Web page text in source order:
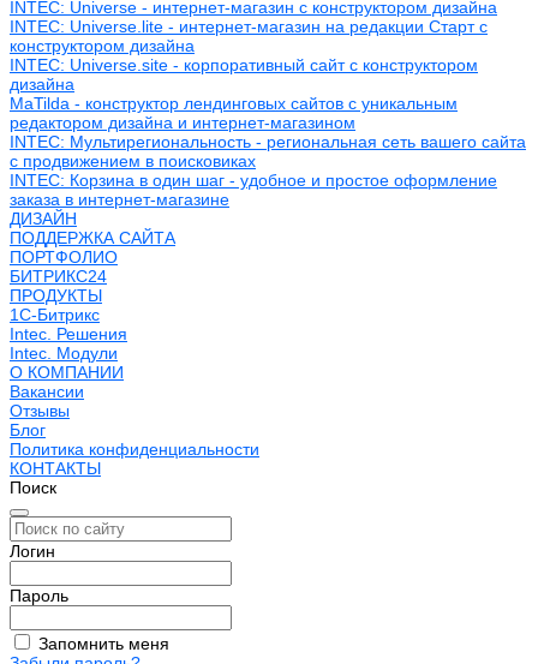
INTEC: Universe - интернет-магазин с конструктором дизайна
INTEC: Universe.lite - интернет-магазин на редакции Старт с
конструктором дизайна
INTEC: Universe.site - корпоративный сайт с конструктором
дизайна
MaTilda - конструктор лендинговых сайтов с уникальным
редактором дизайна и интернет-магазином
INTEC: Мультирегиональность - региональная сеть вашего сайта
с продвижением в поисковиках
INTEC: Корзина в один шаг - удобное и простое оформление
заказа в интернет-магазине
ДИЗАЙН
ПОДДЕРЖКА САЙТА
ПОРТФОЛИО
БИТРИКС24
ПРОДУКТЫ
1С-Битрикс
Intec. Решения
Intec. Модули
О КОМПАНИИ
Вакансии
Отзывы
Блог
Политика конфиденциальности
КОНТАКТЫ
Поиск
Логин
Пароль
Запомнить меня